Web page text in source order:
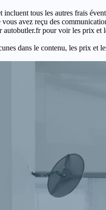
tous les autres frais
avez reçu des
autobutler.fr pour voir les prix et
dans le contenu, les prix et